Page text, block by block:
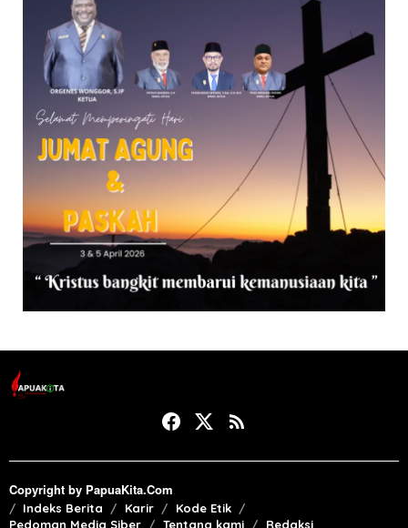
Copyright by PapuaKita.Com
Indeks Berita Karir
Kode Etik
Pedoman Media Siber
Tentang kami Redaksi